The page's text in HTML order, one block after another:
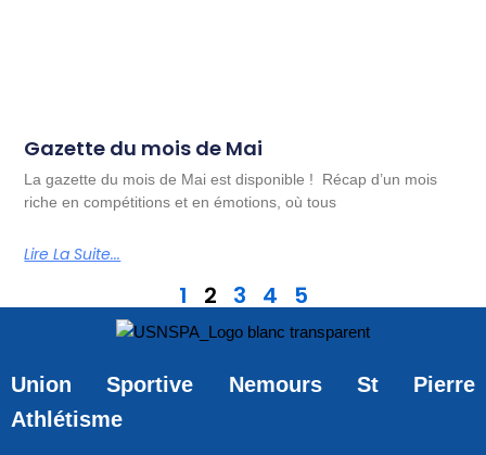
Gazette du mois de Mai
La gazette du mois de Mai est disponible ! Récap d’un mois
riche en compétitions et en émotions, où tous
Lire La Suite...
1 2 3 4 5
Union Sportive Nemours St Pierre
Athlétisme